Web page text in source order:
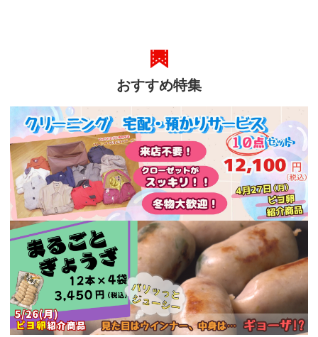
おすすめ特集